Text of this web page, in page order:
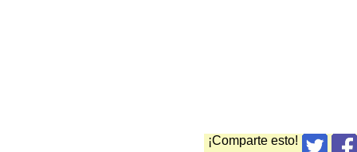
¡Comparte esto!